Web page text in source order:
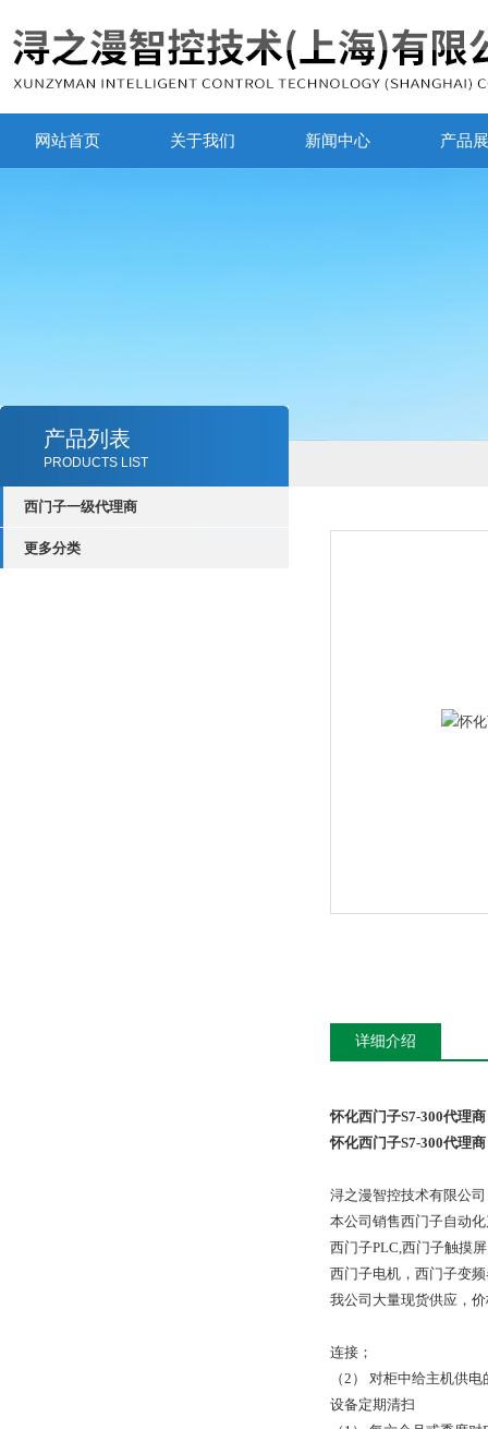
网站首页 关于我们 新闻中心 产品
产品列表
PRODUCTS LIST
西门子一级代理商
更多分类
详细介绍
怀化西门子S7-300代理商
怀化西门子S7-300代理商
浔之漫智控技术有限公
本公司销售西门子自动
西门子PLC,西门子触摸
西门子电机，西门子变
我公司大量现货供应，
连接；
（2） 对柜中给主机供
设备定期清扫